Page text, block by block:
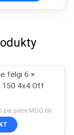
felgi 6 ×
150 4x4 Off
per piece MOQ:60